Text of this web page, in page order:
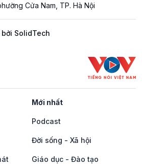
Cửa Nam, TP. Hà Nội
SolidTech
Mới nhất
Podcast
Đời sống - Xã hội
Giáo dục - Đào tạo